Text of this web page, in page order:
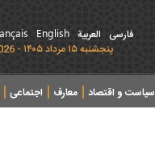
فارسی العربیة English
پنجشنبه ۱۵ مرداد ۱۴۰۵ - 2026 August 06
سیاست و اقتصاد معارف اجتماعی